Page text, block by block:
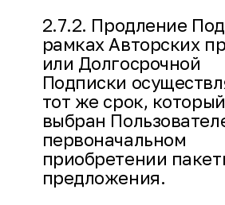
2.7.2. Продление
рамках Авторских
или Долгосрочной
Подписки
тот же срок,
выбран
первоначальном
приобретении
предложения.